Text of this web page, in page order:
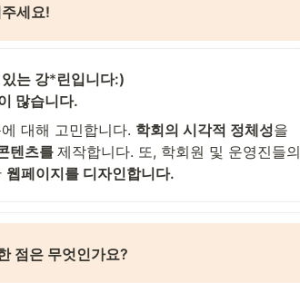
세요!
는 강*린입니다:)
많습니다.
대해 고민합니다. 학회의 시각적 정체성을
텐츠를 제작합니다. 또, 학회원 및 운영진들의
웹페이지를 디자인합니다.
점은 무엇인가요?